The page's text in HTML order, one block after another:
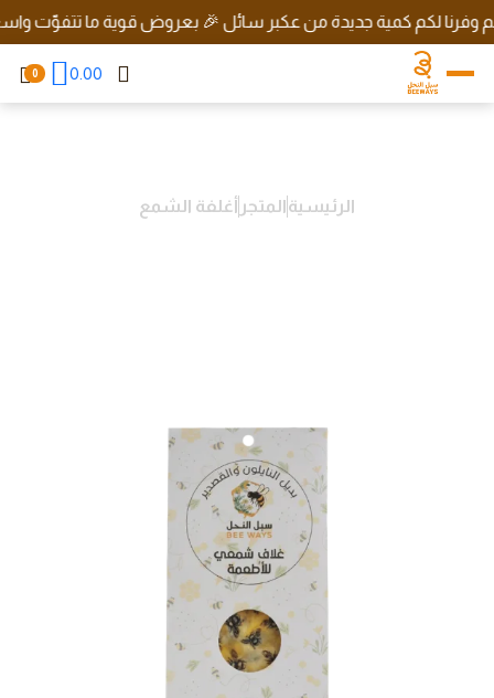
لكم كمية جديدة من عكبر سائل 🎉 بعروض قوية ما تتفوّت واسعار
0.00
0
الرئيسيةالمتجرأغلفة الشمع